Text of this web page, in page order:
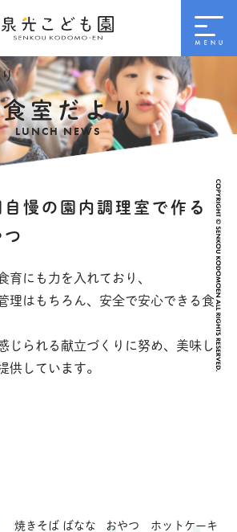
室だより
LUNCH NEWS
慢の園内調理室で作る
育にも力を入れており、
理はもちろん、安全で安心できる食
じられる献立づくりに努め、美味し
供しています。
焼きそば ばなな おやつ ホットケーキ